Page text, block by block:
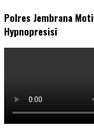
Polres Jembrana
Hypnopresisi